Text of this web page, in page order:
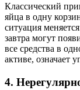
Классический
яйца в одну
ситуация
завтра могут
все средства в
активе, означает
4.